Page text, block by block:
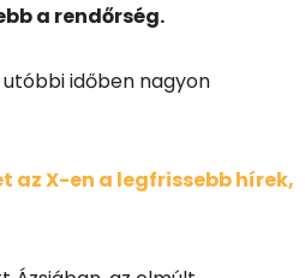
a rendőrség.
időben nagyon
X-en a legfrissebb hírek,